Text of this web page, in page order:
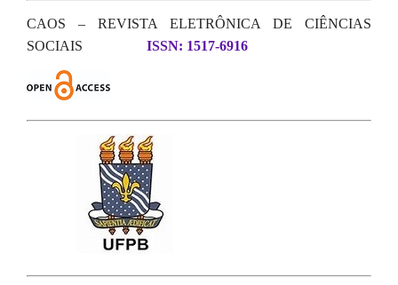
CAOS – REVISTA ELETRÔNICA DE CIÊNCIAS
SOCIAIS
ISSN: 1517-6916